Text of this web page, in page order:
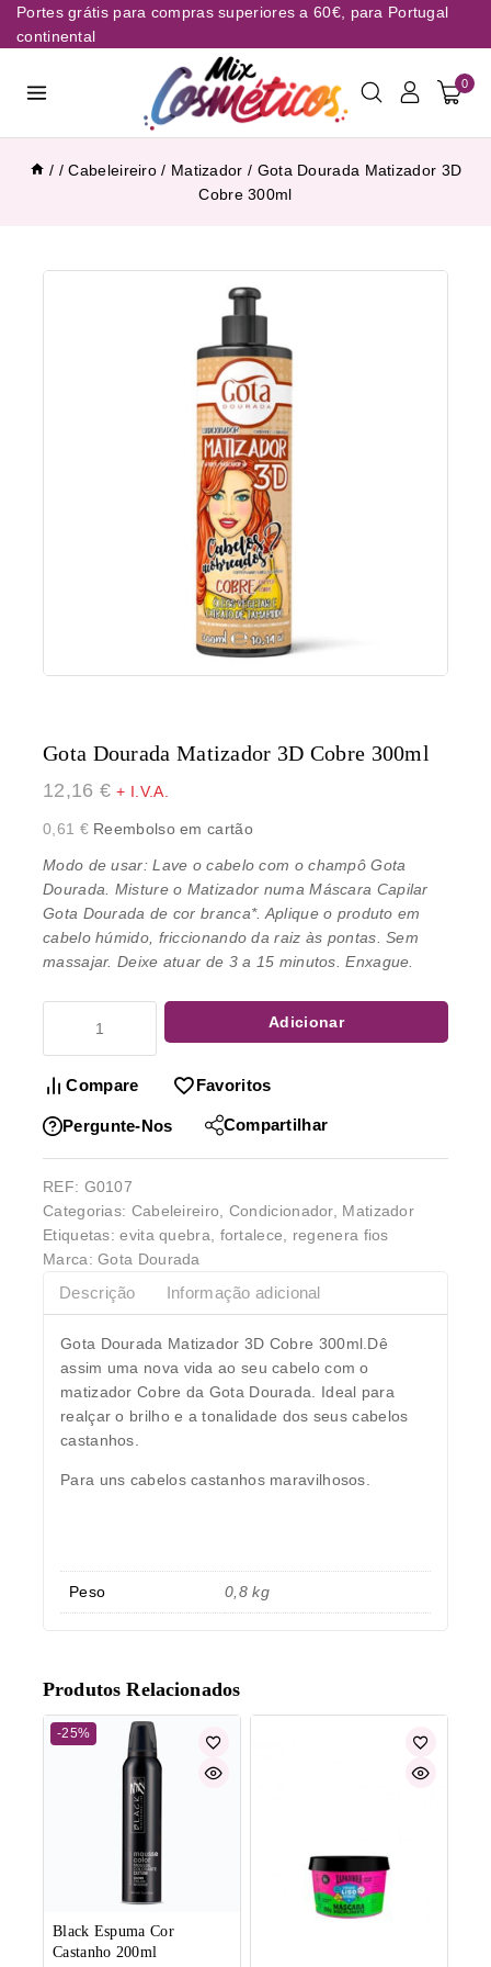
Portes grátis para compras superiores a 60€, para Portugal
continental
0
/ / Cabeleireiro / Matizador / Gota Dourada Matizador 3D
Cobre 300ml
Gota Dourada Matizador 3D Cobre 300ml
12,16 € + I.V.A.
0,61 €Reembolso em cartão
Modo de usar: Lave o cabelo com ochampô Gota
Dourada . Misture o Matizador numa Máscara Capilar
Gota Dourada de cor branca*. Aplique o produto em
cabelo húmido, friccionando da raiz às pontas. Sem
massajar. Deixe atuar de 3 a 15 minutos. Enxague.
Adicionar
Compare Favoritos
Pergunte-Nos Compartilhar
REF: G0107
Categorias: Cabeleireiro Condicionador, Matizador
Etiquetas:evita quebra fortalece
regenera fios
Marca:Gota Dourada
Descrição Informação adicional
Gota Dourada Matizador 3D Cobre 300ml.Dê
assim uma nova vida ao seu cabelo com o
matizador Cobre da Gota Dourada. Ideal para
realçar o brilho e a tonalidade dos seus cabelos
castanhos.
Para uns cabelos castanhos maravilhosos.
Peso 0,8 kg
Produtos Relacionados
-25%
Black Espuma Cor
Castanho 200ml